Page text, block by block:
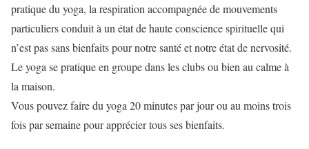
pratique du yoga, la respiration accompagnée de mouvements
particuliers conduit à un état de haute conscience spirituelle qui
n’est pas sans bienfaits pour notre santé et notre état de nervosité.
Le yoga se pratique en groupe dans les clubs ou bien au calme à
la maison.
Vous pouvez faire du yoga 20 minutes par jour ou au moins trois
fois par semaine pour apprécier tous ses bienfaits.